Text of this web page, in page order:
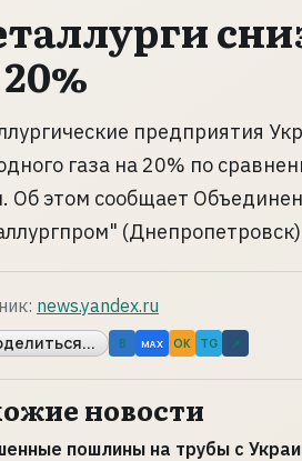
предприятия
газа на 20% по
Об этом сообщает
news.yandex.ru
B MAX OK TG ↗
новости
пошлины на трубы с